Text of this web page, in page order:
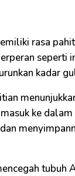
rasa
seperti
kadar
ke
tubuh